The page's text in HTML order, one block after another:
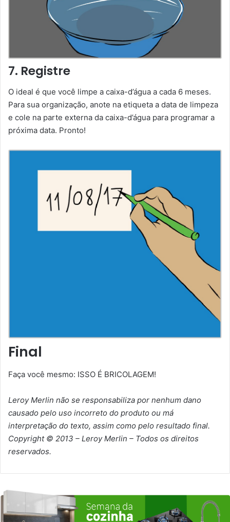
7. Registre
O ideal é que você limpe a caixa-d’água a cada 6 meses.
Para sua organização, anote na etiqueta a data de limpeza
e cole na parte externa da caixa-d’água para programar a
próxima data. Pronto!
Final
Faça você mesmo: ISSO É BRICOLAGEM!
Leroy Merlin não se responsabiliza por nenhum dano
causado pelo uso incorreto do produto ou má
interpretação do texto, assim como pelo resultado final.
Copyright © 2013 – Leroy Merlin – Todos os direitos
reservados.